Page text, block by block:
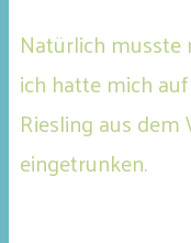
Natürlich musste
ich hatte mich
Riesling aus dem
eingetrunken.